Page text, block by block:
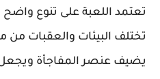
تعتمد اللعبة على تنوع
تختلف البيئات والعقبات من
يضيف عنصر المفاجأة